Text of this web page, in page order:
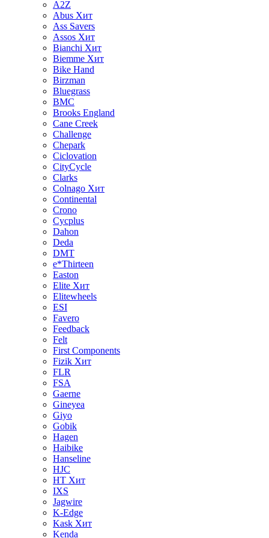
A2Z
Abus Хит
Ass Savers
Assos Хит
Bianchi Хит
Biemme Хит
Bike Hand
Birzman
Bluegrass
BMC
Brooks England
Cane Creek
Challenge
Chepark
Ciclovation
CityCycle
Clarks
Colnago Хит
Continental
Crono
Cycplus
Dahon
Deda
DMT
e*Thirteen
Easton
Elite Хит
Elitewheels
ESI
Favero
Feedback
Felt
First Components
Fizik Хит
FLR
FSA
Gaerne
Gineyea
Giyo
Gobik
Hagen
Haibike
Hanseline
HJC
HT Хит
IXS
Jagwire
K-Edge
Kask Хит
Kenda